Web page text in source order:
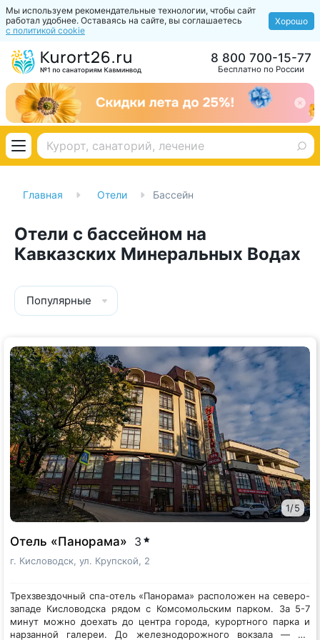
Мы используем рекомендательные технологии, чтобы сайт
работал удобнее. Оставаясь на сайте, вы соглашаетесь
с политикой cookie
Хорошо
Бесплатно по России
8 800 700-15-77
Главная Отели Бассейн
Отели с бассейном на
Кавказских Минеральных Водах
Популярные
1/5
Отель «Панорама» 3
г. Кисловодск, ул. Крупской, 2
Трехзвездочный спа-отель «Панорама» расположен на северо-
западе Кисловодска рядом с Комсомольским парком. За 5-7
минут можно доехать до центра города, курортного парка и
нарзанной галереи. До железнодорожного вокзала — 2,1